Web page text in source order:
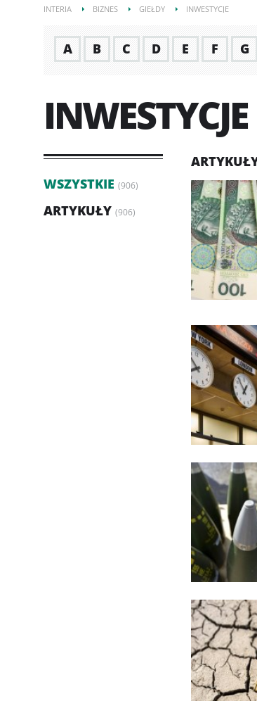
INTERIA BIZNES GIEŁDY INWESTYCJE
A B C D E F G
INWESTYCJE
WSZYSTKIE (906)
ARTYKUŁY (906)